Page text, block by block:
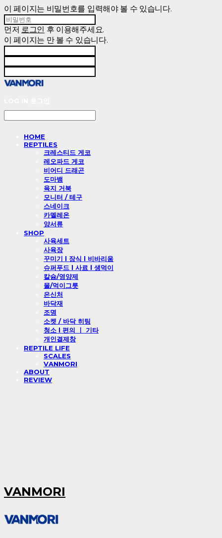
이 페이지는 비밀번호를 입력해야 볼 수 있습니다.
먼저 로그인 후 이용해주세요.
이 페이지는 만 볼 수 있습니다.
HOME
REPTILES
크레스티드 게코
레오파드 게코
비어디 드래곤
도마뱀
육지 거북
모니터 / 테구
스네이크
카멜레온
양서류
SHOP
사육세트
사육장
꾸미기 l 장식 l 비바리움
슈퍼푸드 l 사료 l 생먹이
칼슘/영양제
물/먹이그릇
은신처
바닥재
조명
소켓 / 바닥 히팅
청소 l 편의 ㅣ 기타
개인결제창
REPTILE LIFE
SCALES
VANMORI
ABOUT
REVIEW
VANMORI